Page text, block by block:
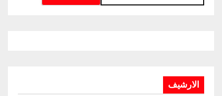
الارشيف